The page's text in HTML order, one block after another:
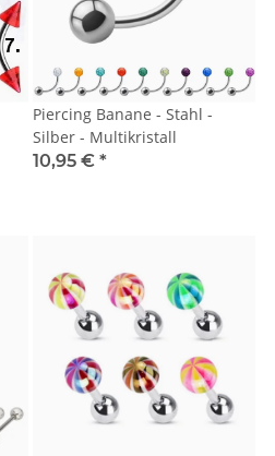
Piercing Banane - Stahl -
Silber - Multikristall
10,95 € *